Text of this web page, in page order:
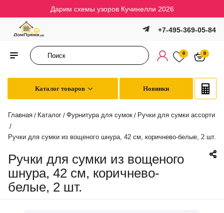
Дарим схемы узоров Кучинелли 2026
+7-495-369-05-84
0 0
Каталог товаров Новинки
Главная / Каталог / Фурнитура для сумок / Ручки для сумки ассорти
/
Ручки для сумки из вощеного шнура, 42 см, коричнево-белые, 2 шт.
Ручки для сумки из вощеного
шнура, 42 см, коричнево-
белые, 2 шт.